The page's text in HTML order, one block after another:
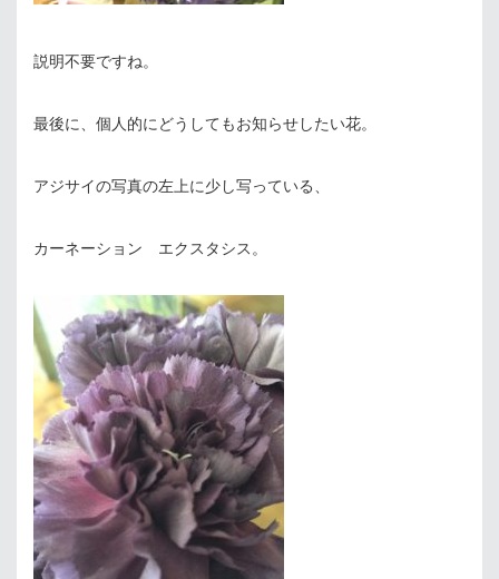
説明不要ですね。
最後に、個人的にどうしてもお知らせしたい花。
アジサイの写真の左上に少し写っている、
カーネーション エクスタシス。